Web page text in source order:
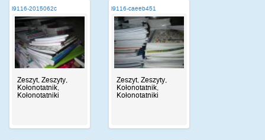
i9116-2015062c
Zeszyt, Zeszyty,
Kołonotatnik,
Kołonotatniki
i9116-caeeb451
Zeszyt, Zeszyty,
Kołonotatnik,
Kołonotatniki